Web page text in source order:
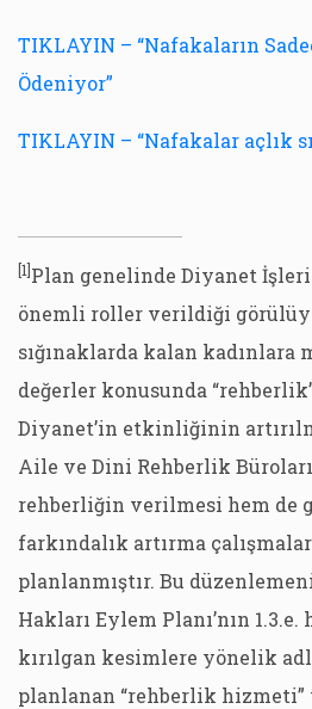
TIKLAYIN – “Nafakaların
Ödeniyor”
TIKLAYIN – “Nafakalar açlık
[1]Plan genelinde Diyanet İşleri
önemli roller verildiği
sığınaklarda kalan kadınlara
değerler konusunda
Diyanet’in etkinliğinin
Aile ve Dini Rehberlik
rehberliğin verilmesi hem de
farkındalık artırma
planlanmıştır. Bu
Hakları Eylem Planı’nın
kırılgan kesimlere yönelik
planlanan “rehberlik